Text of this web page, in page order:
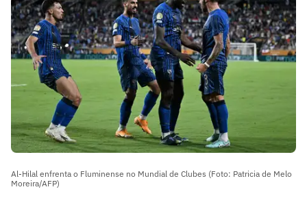
Al-Hilal enfrenta o Fluminense no Mundial de Clubes (Foto: Patricia de Melo
Moreira/AFP)